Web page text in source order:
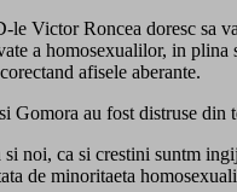
le Victor Roncea doresc sa
a homosexualilor, in plina
afisele aberante.
Gomora au fost distruse din
si noi, ca si crestini suntm
de minoritaeta